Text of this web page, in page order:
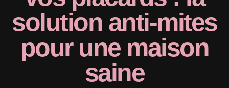
solution anti-mites
pour une maison
saine